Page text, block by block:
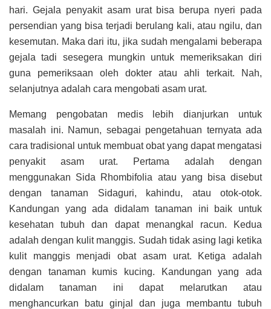
hari. Gejala penyakit asam urat bisa berupa nyeri pada
persendian yang bisa terjadi berulang kali, atau ngilu, dan
kesemutan. Maka dari itu, jika sudah mengalami beberapa
gejala tadi sesegera mungkin untuk memeriksakan diri
guna pemeriksaan oleh dokter atau ahli terkait. Nah,
selanjutnya adalah cara mengobati asam urat.
Memang pengobatan medis lebih dianjurkan untuk
masalah ini. Namun, sebagai pengetahuan ternyata ada
cara tradisional untuk membuat obat yang dapat mengatasi
penyakit asam urat. Pertama adalah dengan
menggunakan Sida Rhombifolia atau yang bisa disebut
dengan tanaman Sidaguri, kahindu, atau otok-otok.
Kandungan yang ada didalam tanaman ini baik untuk
kesehatan tubuh dan dapat menangkal racun. Kedua
adalah dengan kulit manggis. Sudah tidak asing lagi ketika
kulit manggis menjadi obat asam urat. Ketiga adalah
dengan tanaman kumis kucing. Kandungan yang ada
didalam tanaman ini dapat melarutkan atau
menghancurkan batu ginjal dan juga membantu tubuh